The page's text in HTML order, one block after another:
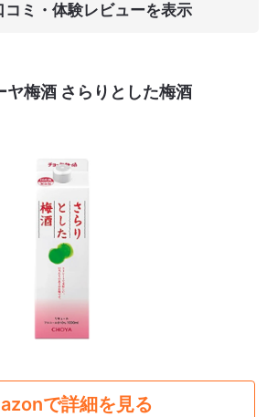
ミ・体験レビュー
ヤ梅酒 さらりとした梅酒
で詳細を見る